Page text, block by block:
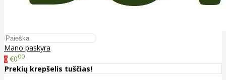
Mano paskyra
0 €000
Prekių krepšelis tuščias!